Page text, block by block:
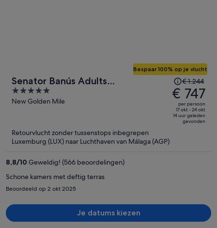
Senator Banús Adults
Recomended
5
out
New Golden Mile
Bespaar 100% op je vlucht
De
prijs
was
€ 1.244,
de
€ 1.244
€ 747
per persoon
17 okt - 24 okt
14 uur geleden
gevonden
Retourvlucht zonder tussenstops inbegrepen
Luxemburg (LUX) naar Luchthaven van Málaga (AGP)
8,8/10 Geweldig! (566 beoordelingen)
Schone kamers met deftig terras
Beoordeeld op 2 okt 2025
Je datums kiezen